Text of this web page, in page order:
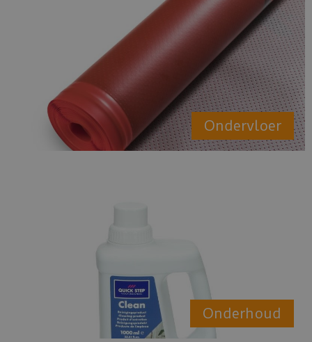
Ondervloer
Onderhoud